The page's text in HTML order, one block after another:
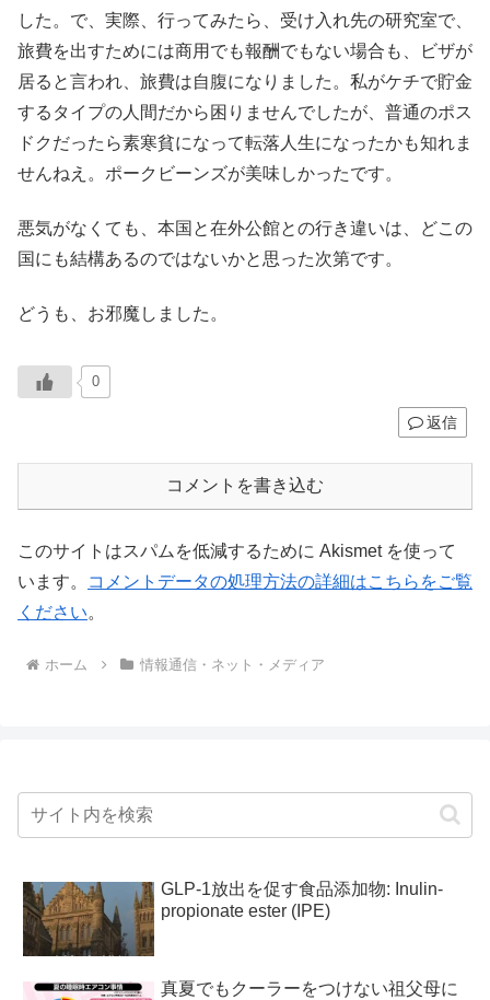
した。で、実際、行ってみたら、受け入れ先の研究室で、
旅費を出すためには商用でも報酬でもない場合も、ビザが
居ると言われ、旅費は自腹になりました。私がケチで貯金
するタイプの人間だから困りませんでしたが、普通のポス
ドクだったら素寒貧になって転落人生になったかも知れま
せんねえ。ポークビーンズが美味しかったです。
悪気がなくても、本国と在外公館との行き違いは、どこの
国にも結構あるのではないかと思った次第です。
どうも、お邪魔しました。
0
返信
コメントを書き込む
このサイトはスパムを低減するために Akismet を使って
います。
コメントデータの処理方法の詳細はこちらをご覧
ください。
ホーム 情報通信・ネット・メディア
GLP-1放出を促す食品添加物: Inulin-
propionate ester (IPE)
真夏でもクーラーをつけない祖父母に